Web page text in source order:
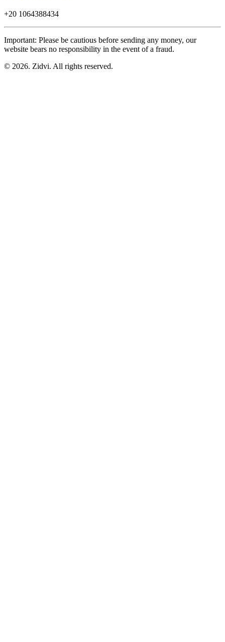
+20 1064388434
Important: Please be cautious before sending any money, our
website bears no responsibility in the event of a fraud.
© 2026. Zidvi. All rights reserved.